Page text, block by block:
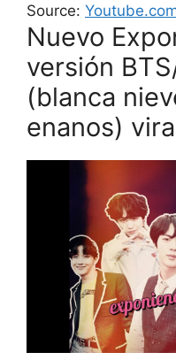
Source:
Nuevo
versión
(blanca
enanos)